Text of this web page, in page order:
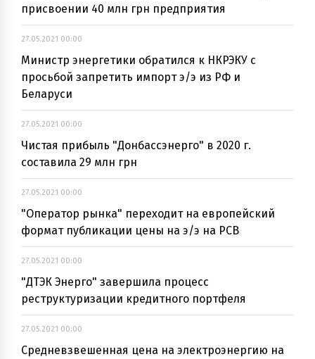
присвоении 40 млн грн предприятия
27.05.2021 00:00
Министр энергетики обратился к НКРЭКУ с
просьбой запретить импорт э/э из РФ и
Беларуси
27.05.2021 00:00
Чистая прибыль "Донбассэнерго" в 2020 г.
составила 29 млн грн
27.05.2021 00:00
"Оператор рынка" переходит на европейский
формат публикации цены на э/э на РСВ
27.05.2021 00:00
"ДТЭК Энерго" завершила процесс
реструктуризации кредитного портфеля
27.05.2021 00:00
Средневзвешенная цена на электроэнергию на